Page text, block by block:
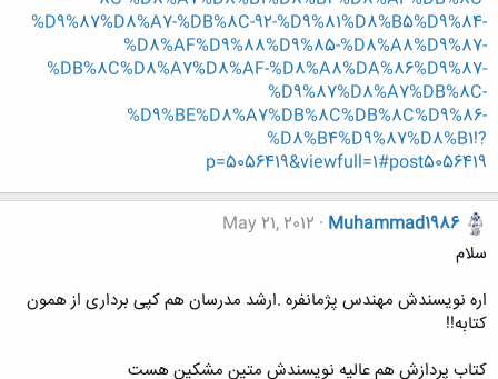
%D9%87%D8%A7-%DB%8C-92-%D9%81%D8%B5%D9%84-
%D8%AF%D9%88%D9%85-%D8%A8%D9%87-
%DB%8C%D8%A7%D8%AF-%D8%A8%DA%86%D9%87-
%D9%87%D8%A7%DB%8C-
%D9%BE%D8%A7%DB%8C%DB%8C%D9%86-
%D8%B4%D9%87%D8%B1!?
p=5056419&viewfull=1#post5056419
Muhammad1986
May 21, 2012
سلام
اره نویسندش مهندس پژمانفره .ارشد مدرسان هم کپی برداری از همون
کتابه!!
کتاب پردازش هم عالیه نویسندش متین مشکین هست